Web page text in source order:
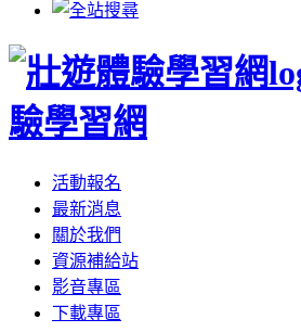
驗學習網
活動報名
最新消息
關於我們
資源補給站
影音專區
下載專區